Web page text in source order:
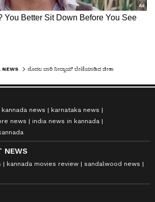
NEWS ಮೊದಲ ಬಾರಿ ನೀಲ್ಗಾಯ್‌ ಬೇಟೆಯಾಡಿದ ಚೀತಾ
news
karnataka news
news
india news in kannada
NEWS
kannada movies review
sandalwood news